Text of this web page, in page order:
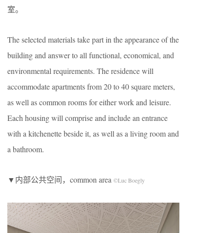
室。
The selected materials take part in the appearance of the
building and answer to all functional, economical, and
environmental requirements. The residence will
accommodate apartments from 20 to 40 square meters,
as well as common rooms for either work and leisure.
Each housing will comprise and include an entrance
with a kitchenette beside it, as well as a living room and
a bathroom.
▼内部公共空间，common area ©Luc Boegly